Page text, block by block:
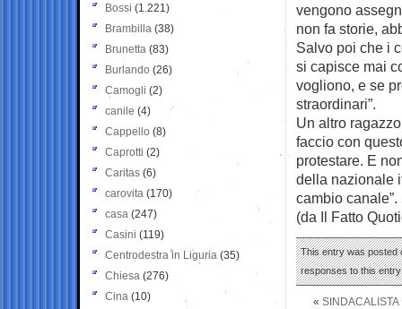
vengono
non fa storie,
Salvo poi che i
si capisce mai
vogliono, e se
straordinari”.
Un altro
faccio con
protestare. E
della nazionale
cambio canale”.
(da Il Fatto
This entry was posted
responses to this
« SINDACALISTA
Bossi (1.221)
Brambilla (38)
Brunetta (83)
Burlando (26)
Camogli (2)
canile (4)
Cappello (8)
Caprotti (2)
Caritas (6)
carovita (170)
casa (247)
Casini (119)
Centrodestra in Liguria (35)
Chiesa (276)
Cina (10)